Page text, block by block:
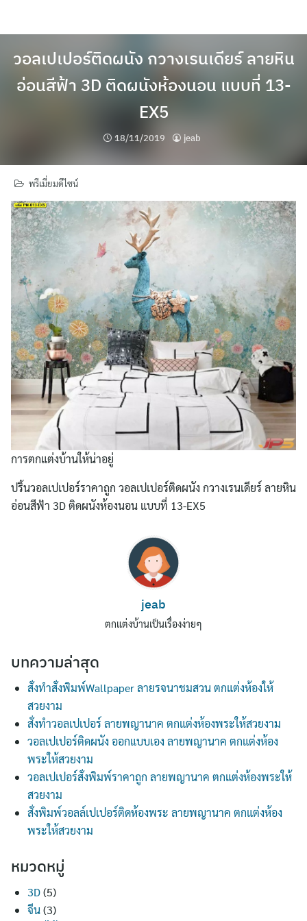
วอลเปเปอร์ติดผนัง กวางเรนเดียร์ ลายหิน
อ่อนสีฟ้า 3D ติดผนังห้องนอน แบบที่ 13-
EX5
18/11/2019 jeab
พรีเมี่ยมดีไซน์
การตกแต่งบ้านให้น่าอยู่
ปริ้นวอลเปเปอร์ราคาถูก วอลเปเปอร์ติดผนัง กวางเรนเดียร์ ลายหิน
อ่อนสีฟ้า 3D ติดผนังห้องนอน แบบที่ 13-EX5
jeab
ตกแต่งบ้านเป็นเรื่องง่ายๆ
บทความล่าสุด
สั่งทำสั่งพิมพ์Wallpaper ลายรจนาชมสวน ตกแต่งห้องให้
สวยงาม
สั่งทำวอลเปเปอร์ ลายพญานาค ตกแต่งห้องพระให้สวยงาม
วอลเปเปอร์ติดผนัง ออกแบบเอง ลายพญานาค ตกแต่งห้อง
พระให้สวยงาม
วอลเปเปอร์สั่งพิมพ์ราคาถูก ลายพญานาค ตกแต่งห้องพระให้
สวยงาม
สั่งพิมพ์วอลล์เปเปอร์ติดห้องพระ ลายพญานาค ตกแต่งห้อง
พระให้สวยงาม
หมวดหมู่
3D(5)
จีน(3)